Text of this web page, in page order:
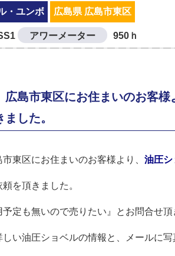
・ユンボ 広島県 広島市東区
アワーメーター 950ｈ
島市東区にお住まいのお客様
した。
東区にお住まいのお客様より、 油圧シ
を頂きました。
予定も無いので売りたい』とお問合せ
しい油圧ショベルの情報と、メールに